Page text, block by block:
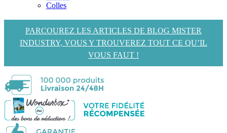
Colles
PARCOUREZ LES ARTICLES DE BLOG MISTER
INDUSTRY, VOUS Y TROUVEREZ TOUT CE QU’IL
VOUS FAUT !